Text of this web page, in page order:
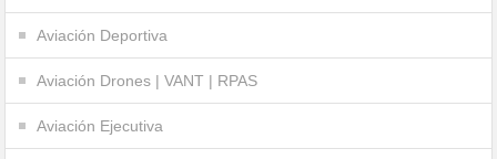
Aviación Deportiva
Aviación Drones | VANT | RPAS
Aviación Ejecutiva